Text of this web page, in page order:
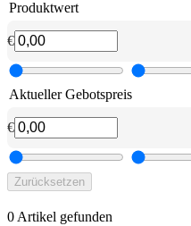
Produktwert
€
Aktueller Gebotspreis
€
Zurücksetzen
0 Artikel gefunden